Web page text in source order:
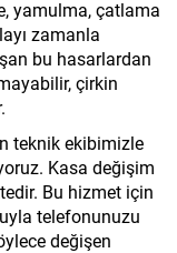
yamulma, çatlama
zamanla
bu hasarlardan
çirkin
teknik ekibimizle
Kasa değişim
Bu hizmet için
telefonunuzu
değişen